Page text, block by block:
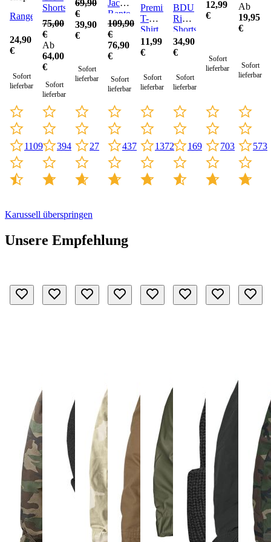
Rangerhose
24,90
€
Sofort
lieferbar
1109
Shorts
75,00
€
Ab
64,00
€
Sofort
lieferbar
394
69,90
€
39,90
€
Sofort
lieferbar
27
Jacke
Raptor
(Sale)
109,90
€
76,90
€
Sofort
lieferbar
437
Premium
T-
Shirt
11,99
€
Sofort
lieferbar
1372
BDU
Ripstop
Shorts
34,90
€
Sofort
lieferbar
169
12,99
€
Sofort
lieferbar
703
TL
Ab
19,95
€
Sofort
lieferbar
573
Karussell überspringen
Unsere Empfehlung